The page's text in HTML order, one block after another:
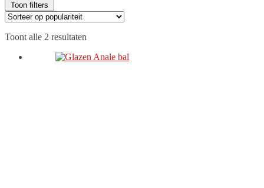
Toon filters
Toont alle 2 resultaten
populariteit